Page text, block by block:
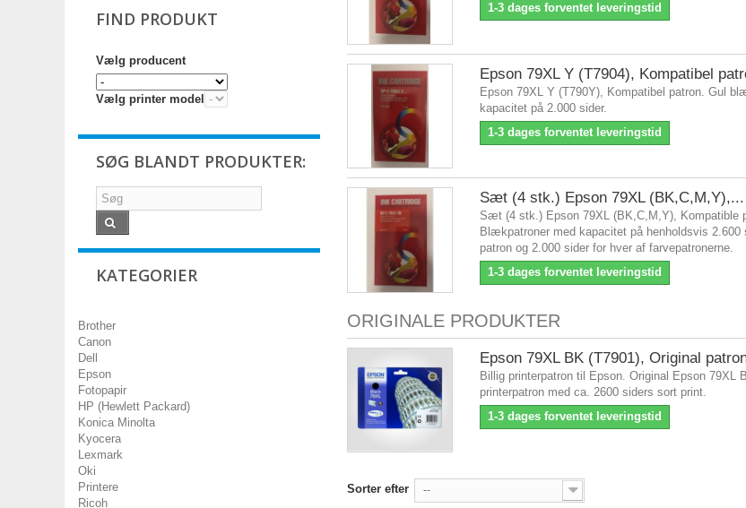
FIND PRODUKT
Vælg producent
Vælg printer model
SØG BLANDT PRODUKTER:
KATEGORIER
Brother
Canon
Dell
Epson
Fotopapir
HP (Hewlett Packard)
Konica Minolta
Kyocera
Lexmark
Oki
Printere
Ricoh
1-3 dages forventet leveringstid
Epson 79XL Y (T7904), Kompatibel
Epson 79XL Y (T790Y), Kompatibel patron. Gul
kapacitet på 2.000 sider.
1-3 dages forventet leveringstid
Sæt (4 stk.) Epson 79XL (BK,C,M,Y),...
Sæt (4 stk.) Epson 79XL (BK,C,M,Y), Kompatible
Blækpatroner med kapacitet på henholdsvis 2.600
patron og 2.000 sider for hver af farvepatronerne.
1-3 dages forventet leveringstid
ORIGINALE PRODUKTER
Epson 79XL BK (T7901), Original
Billig printerpatron til Epson. Original Epson 79XL
printerpatron med ca. 2600 siders sort print.
1-3 dages forventet leveringstid
Sorter efter --